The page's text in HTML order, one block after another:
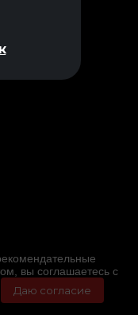
вы соглашаетесь с
Даю согласие